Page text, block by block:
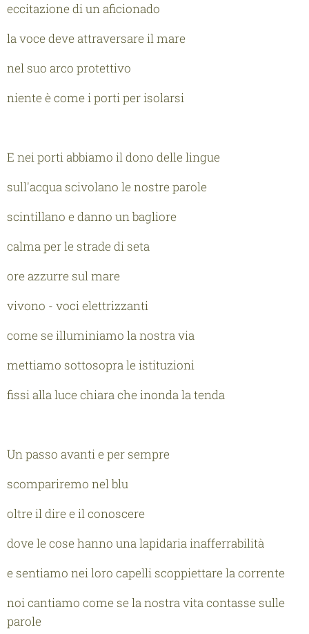
eccitazione di un aficionado
la voce deve attraversare il mare
nel suo arco protettivo
niente è come i porti per isolarsi
E nei porti abbiamo il dono delle lingue
sull'acqua scivolano le nostre parole
scintillano e danno un bagliore
calma per le strade di seta
ore azzurre sul mare
vivono - voci elettrizzanti
come se illuminiamo la nostra via
mettiamo sottosopra le istituzioni
fissi alla luce chiara che inonda la tenda
Un passo avanti e per sempre
scompariremo nel blu
oltre il dire e il conoscere
dove le cose hanno una lapidaria inafferrabilità
e sentiamo nei loro capelli scoppiettare la corrente
noi cantiamo come se la nostra vita contasse sulle
parole